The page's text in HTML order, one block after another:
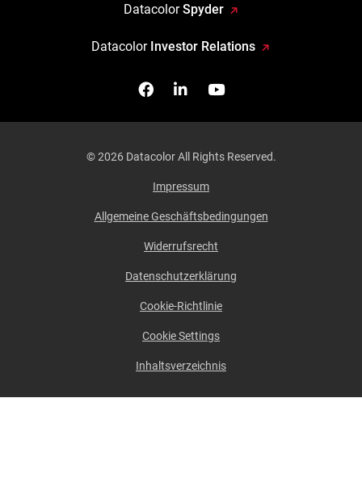
DatacolorSpyder
Datacolor Investor Relations
FacebookFollow us on Linkedin
Watch us on
© 2026 Datacolor All Rights Reserved.
Impressum
Allgemeine Geschäftsbedingungen
Widerrufsrecht
Datenschutzerklärung
Cookie-Richtlinie
Cookie Settings
Inhaltsverzeichnis